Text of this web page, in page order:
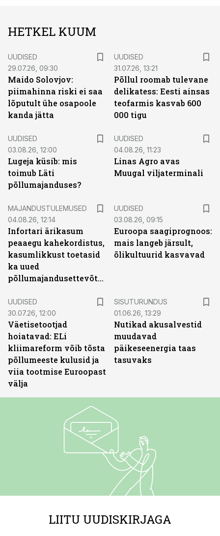
HETKEL KUUM
UUDISED
29.07.26, 09:30
Maido Solovjov:
piimahinna riski ei saa
lõputult ühe osapoole
kanda jätta
UUDISED
31.07.26, 13:21
Põllul roomab tulevane
delikatess: Eesti ainsas
teofarmis kasvab 600
000 tigu
UUDISED
03.08.26, 12:00
Lugeja küsib: mis
toimub Läti
põllumajanduses?
UUDISED
04.08.26, 11:23
Linas Agro avas
Muugal viljaterminali
MAJANDUSTULEMUSED
04.08.26, 12:14
Infortari ärikasum
peaaegu kahekordistus,
kasumlikkust toetasid
ka uued
põllumajandusettevõtted
UUDISED
03.08.26, 09:15
Euroopa saagiprognoos:
mais langeb järsult,
õlikultuurid kasvavad
UUDISED
30.07.26, 12:00
Väetisetootjad
hoiatavad: ELi
kliimareform võib tõsta
põllumeeste kulusid ja
viia tootmise Euroopast
välja
SISUTURUNDUS
01.06.26, 13:29
Nutikad akusalvestid
muudavad
päikeseenergia taas
tasuvaks
LIITU UUDISKIRJAGA